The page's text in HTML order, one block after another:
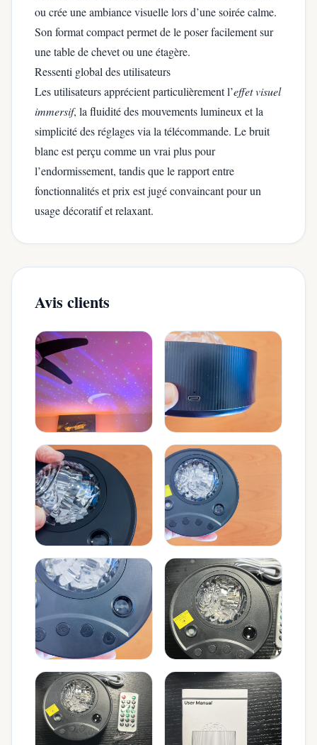
ou crée une ambiance visuelle lors d’une soirée calme.
Son format compact permet de le poser facilement sur
une table de chevet ou une étagère.
Ressenti global des utilisateurs
Les utilisateurs apprécient particulièrement l’effet visuel
immersif, la fluidité des mouvements lumineux et la
simplicité des réglages via la télécommande. Le bruit
blanc est perçu comme un vrai plus pour
l’endormissement, tandis que le rapport entre
fonctionnalités et prix est jugé convaincant pour un
usage décoratif et relaxant.
Avis clients